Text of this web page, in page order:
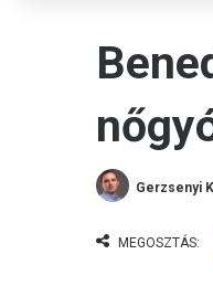
Gerzsenyi
MEGOSZTÁS: